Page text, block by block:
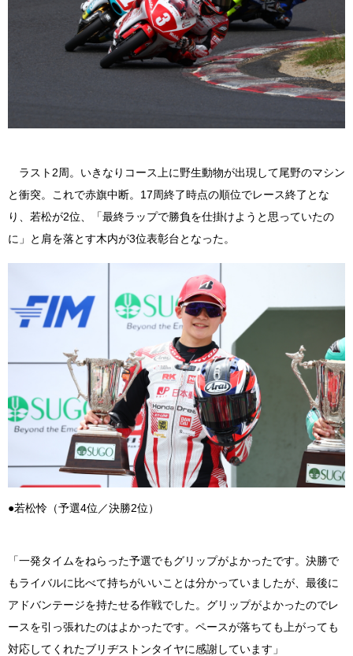
ラスト2周。いきなりコース上に野生動物が出現して尾野のマシン
と衝突。これで赤旗中断。17周終了時点の順位でレース終了とな
り、若松が2位、「最終ラップで勝負を仕掛けようと思っていたの
に」と肩を落とす木内が3位表彰台となった。
●若松怜（予選4位／決勝2位）
「一発タイムをねらった予選でもグリップがよかったです。決勝で
もライバルに比べて持ちがいいことは分かっていましたが、最後に
アドバンテージを持たせる作戦でした。グリップがよかったのでレ
ースを引っ張れたのはよかったです。ペースが落ちても上がっても
対応してくれたブリヂストンタイヤに感謝しています」